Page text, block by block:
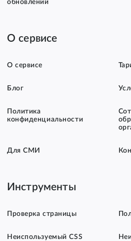
обновлений
О сервисе
О сервисе
Блог
Политика
конфиденциальности
Для СМИ
Инструменты
Проверка страницы
Неиспользуемый CSS